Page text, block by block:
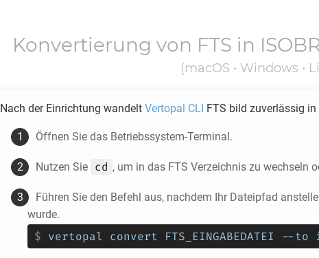
Konvertierung von FTS in
(macOS • Windows •
Nach der Einrichtung wandelt Vertopal CLI FTS bild zuverlässig in
Öffnen Sie das Betriebssystem-Terminal.
Nutzen Sie cd , um in das FTS Verzeichnis zu wechseln
Führen Sie den Befehl aus, nachdem Ihr Dateipfad
wurde.
$ vertopal convert FTS_EINGABEDATEI --